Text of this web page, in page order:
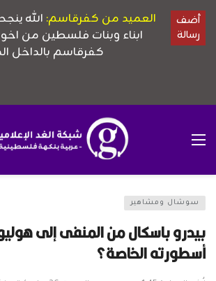
سوشال ومشاهير
بيدرو باسكال من المنفى إلى
أسطورته الخاصة؟